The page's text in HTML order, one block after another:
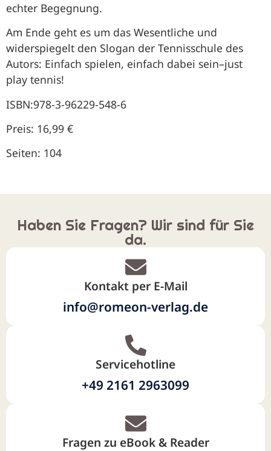
echter Begegnung.
Am Ende geht es um das Wesentliche und
widerspiegelt den Slogan der Tennisschule des
Autors: Einfach spielen, einfach dabei sein–just
play tennis!
ISBN:978-3-96229-548-6
Preis: 16,99 €
Seiten: 104
Haben Sie Fragen? Wir sind für Sie
da.
Kontakt per E-Mail
info@romeon-verlag.de
Servicehotline
+49 2161 2963099
Fragen zu eBook & Reader